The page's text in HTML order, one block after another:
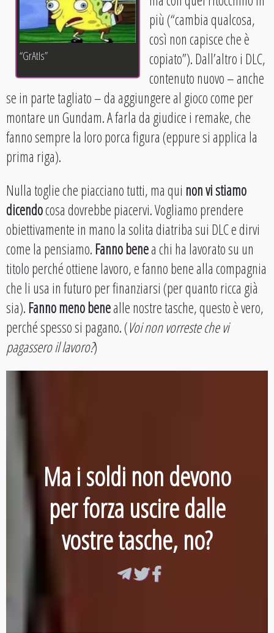
“GrAtIs”
più (“cambia qualcosa,
così non capisce che è
copiato”). Dall’altro i DLC,
contenuto nuovo – anche
se in parte tagliato – da aggiungere al gioco come per
montare un Gundam. A farla da giudice i remake, che
fanno sempre la loro porca figura (eppure si applica la
prima riga).
Nulla toglie che piacciano tutti, ma qui non vi stiamo
dicendocosa dovrebbe piacervi. Vogliamo prendere
obiettivamente in mano la solita diatriba sui DLC e dirvi
come la pensiamo.Fanno benea chi ha lavorato su un
titolo perché ottiene lavoro, e fanno bene alla compagnia
che li usa in futuro per finanziarsi (per quanto ricca già
sia).Fanno meno benealle nostre tasche, questo è vero,
perché spesso si pagano. (Voi non vorreste che vi
pagassero il lavoro?)
Ma i soldi non devono
per forza uscire dalle
vostre tasche, no?